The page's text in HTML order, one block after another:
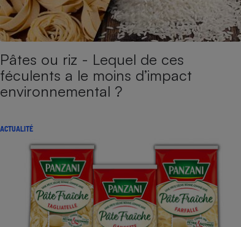
Pâtes ou riz - Lequel de ces
féculents a le moins d’impact
environnemental ?
ACTUALITÉ